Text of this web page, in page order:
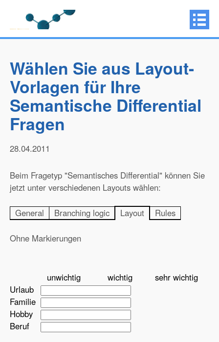
Wählen Sie aus Layout-
Vorlagen für Ihre
Semantische Differential
Fragen
28.04.2011
Beim Fragetyp "Semantisches Differential" können Sie
jetzt unter verschiedenen Layouts wählen:
General Branching logic Layout Rules
Ohne Markierungen
unwichtig wichtig
sehr wichtig
Urlaub
Familie
Hobby
Beruf